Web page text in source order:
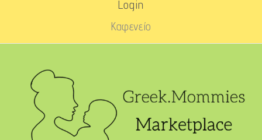
Login
Καφενείο